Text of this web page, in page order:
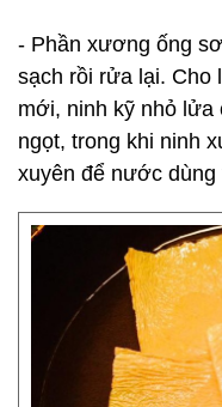
- Phần xương ống
sạch rồi rửa lại.
mới, ninh kỹ nhỏ
ngọt, trong khi ninh
xuyên để nước dùng